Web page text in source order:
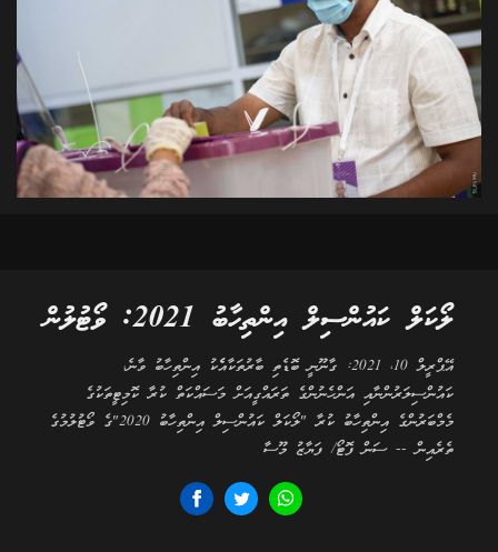
ލޯކަލް ކައުންސިލް އިންތިހާބު 2021: ވޯޓުލުން
އޭޕްރީލް 10، 2021: ގާނޫނީ ބޮޑެތި ބާރުތަކާއެެކު އިންތިހާބު ވާނެ،
ކައުންސިލަރުންނާއި އަންހެނުންގެ ތަރައްގީއަށް މަސައްކަތް ކުރާ ކޮމިޓީތަކުގެ
މެމްބަރުންގެ އިންތިހާބު ކުރާ "ލޯކަލް ކައުންސިލް އިންތިހާބު 2020"ގެ ވޯޓުލުމުގެ
ތެރެއިން -- ސަން ފޮޓޯ/ ފަޔާޒު މޫސާ